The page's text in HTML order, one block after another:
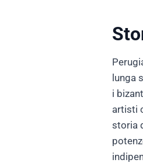
lunga
i
artisti
storia